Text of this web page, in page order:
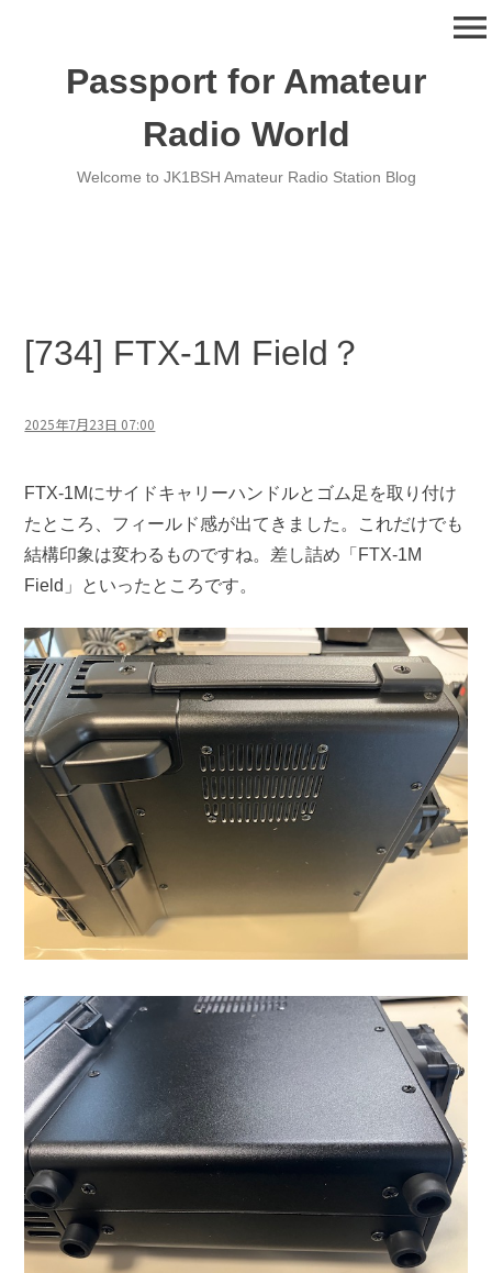
Passport for Amateur
Radio World
Welcome to JK1BSH Amateur Radio Station Blog
menu
[734] FTX-1M Field？
2025年7月23日 07:00
FTX-1Mにサイドキャリーハンドルとゴム足を取り付け
たところ、フィールド感が出てきました。これだけでも
結構印象は変わるものですね。差し詰め「FTX-1M
Field」といったところです。